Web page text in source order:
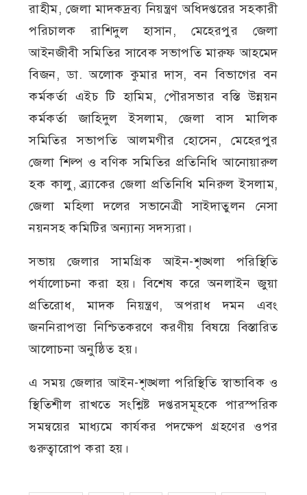
রাহীম, জেলা মাদকদ্রব্য নিয়ন্ত্রণ অধিদপ্তরের সহকারী
পরিচালক রাশিদুল হাসান, মেহেরপুর জেলা
আইনজীবী সমিতির সাবেক সভাপতি মারুফ আহমেদ
বিজন, ডা. অলোক কুমার দাস, বন বিভাগের বন
কর্মকর্তা এইচ টি হামিম, পৌরসভার বস্তি উন্নয়ন
কর্মকর্তা জাহিদুল ইসলাম, জেলা বাস মালিক
সমিতির সভাপতি আলমগীর হোসেন, মেহেরপুর
জেলা শিল্প ও বণিক সমিতির প্রতিনিধি আনোয়ারুল
হক কালু, ব্র্যাকের জেলা প্রতিনিধি মনিরুল ইসলাম,
জেলা মহিলা দলের সভানেত্রী সাইদাতুলন নেসা
নয়নসহ কমিটির অন্যান্য সদস্যরা।
সভায় জেলার সামগ্রিক আইন-শৃঙ্খলা পরিস্থিতি
পর্যালোচনা করা হয়। বিশেষ করে অনলাইন জুয়া
প্রতিরোধ, মাদক নিয়ন্ত্রণ, অপরাধ দমন এবং
জননিরাপত্তা নিশ্চিতকরণে করণীয় বিষয়ে বিস্তারিত
আলোচনা অনুষ্ঠিত হয়।
এ সময় জেলার আইন-শৃঙ্খলা পরিস্থিতি স্বাভাবিক ও
স্থিতিশীল রাখতে সংশ্লিষ্ট দপ্তরসমূহকে পারস্পরিক
সমন্বয়ের মাধ্যমে কার্যকর পদক্ষেপ গ্রহণের ওপর
গুরুত্বারোপ করা হয়।